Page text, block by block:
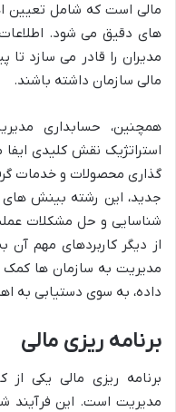
مالی است که شامل تعیین
های دقیق می شود.
مدیران را قادر می سازد تا
مالی سازمان داشته باشند.
همچنین، حسابداری
استراتژیک نقش کلیدی
گذاری محصولات و خدمات
جدید، این رشته بینش های
شناسایی و حل مشکلات
از دیگر کاربردهای مهم آن
مدیریت به سازمان ها کمک
داده، به سوی دستیابی به
برنامه ریزی مالی
برنامه ریزی مالی یکی از
مدیریت است. این فرآیند